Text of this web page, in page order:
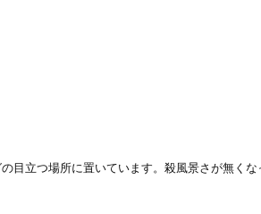
立つ場所に置いています。殺風景さが無く